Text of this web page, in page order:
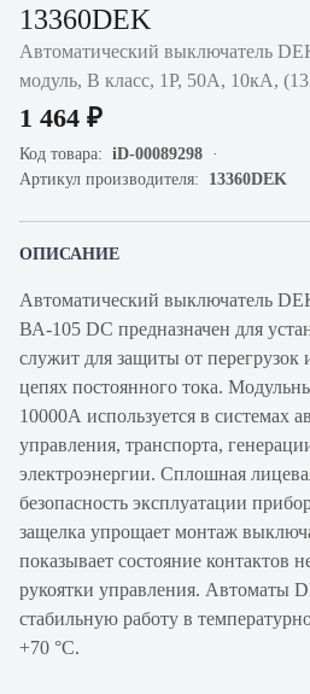
13360DEK
Автоматический выключатель
модуль, B класс, 1P, 50А, 10кА,
1 464 ₽
Код товара: iD-00089298
Артикул производителя: 13360DEK
ОПИСАНИЕ
Автоматический выключатель
ВА-105 DC предназначен для
служит для защиты от перегрузок
цепях постоянного тока.
10000А используется в системах
управления, транспорта,
электроэнергии. Сплошная
безопасность эксплуатации
защелка упрощает монтаж
показывает состояние контактов
рукоятки управления. Автоматы
стабильную работу в
+70 °С.